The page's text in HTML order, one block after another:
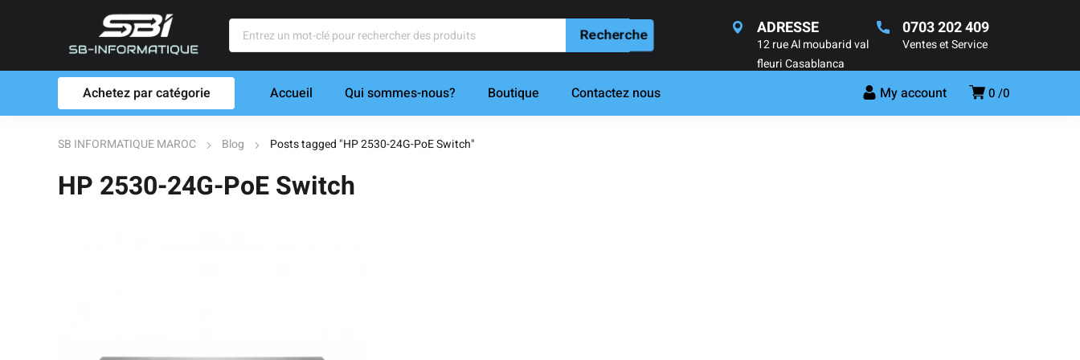
ADRESSE
12 rue Al moubarid val
fleuri Casablanca
0703 202 409
Ventes et Service
0 0
My account
Achetez par catégorie Accueil Qui sommes-nous? Boutique Contactez nous
SB INFORMATIQUE MAROC Blog Posts tagged "HP 2530-24G-PoE Switch"
HP 2530-24G-PoE Switch